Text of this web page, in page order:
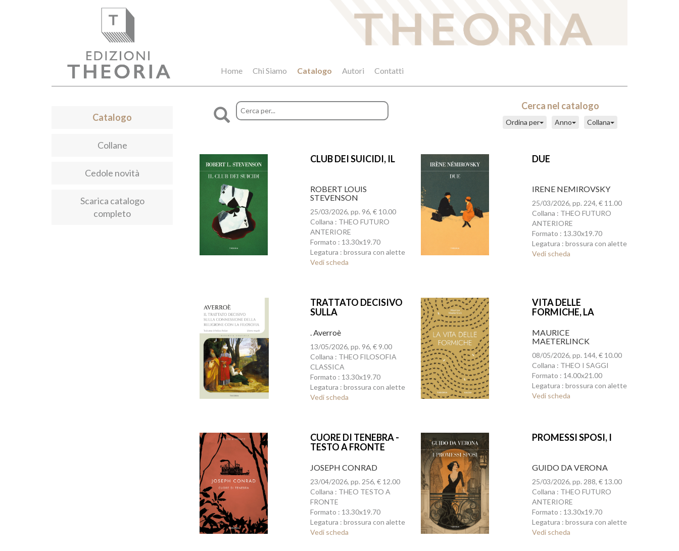
Home Chi Siamo Catalogo Autori Contatti
Catalogo
Collane
Cedole novità
Scarica catalogo
completo
Cerca nel catalogo
Collana
Anno
Ordina per
CLUB DEI SUICIDI, IL
ROBERT LOUIS
STEVENSON
25/03/2026, pp. 96, € 10.00
Collana : THEO FUTURO
ANTERIORE
Formato : 13.30x19.70
Legatura : brossura con alette
Vedi scheda
DUE
IRENE NEMIROVSKY
25/03/2026, pp. 224, € 11.00
Collana : THEO FUTURO
ANTERIORE
Formato : 13.30x19.70
Legatura : brossura con alette
Vedi scheda
TRATTATO DECISIVO
SULLA
RELIGIONE CON LA
. Averroè
13/05/2026, pp. 96, € 9.00
Collana : THEO FILOSOFIA
CLASSICA
Formato : 13.30x19.70
Legatura : brossura con alette
Vedi scheda
VITA DELLE
FORMICHE, LA
MAURICE
MAETERLINCK
08/05/2026, pp. 144, € 10.00
Collana : THEO I SAGGI
Formato : 14.00x21.00
Legatura : brossura con alette
Vedi scheda
CUORE DI TENEBRA -
TESTO A FRONTE
JOSEPH CONRAD
23/04/2026, pp. 256, € 12.00
Collana : THEO TESTO A
FRONTE
Formato : 13.30x19.70
Legatura : brossura con alette
Vedi scheda
PROMESSI SPOSI, I
GUIDO DA VERONA
25/03/2026, pp. 288, € 13.00
Collana : THEO FUTURO
ANTERIORE
Formato : 13.30x19.70
Legatura : brossura con alette
Vedi scheda